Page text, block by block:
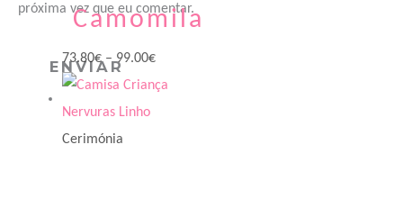
próxima vez que eu comentar.
Camomila
73.80€ – 99.00€
Cerimónia